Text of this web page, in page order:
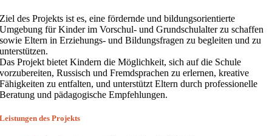
Ziel des Projekts ist es, eine fördernde und bildungsorientierte
Umgebung für Kinder im Vorschul- und Grundschulalter zu schaffen
sowie Eltern in Erziehungs- und Bildungsfragen zu begleiten und zu
unterstützen.
Das Projekt bietet Kindern die Möglichkeit, sich auf die Schule
vorzubereiten, Russisch und Fremdsprachen zu erlernen, kreative
Fähigkeiten zu entfalten, und unterstützt Eltern durch professionelle
Beratung und pädagogische Empfehlungen.
Leistungen des Projekts